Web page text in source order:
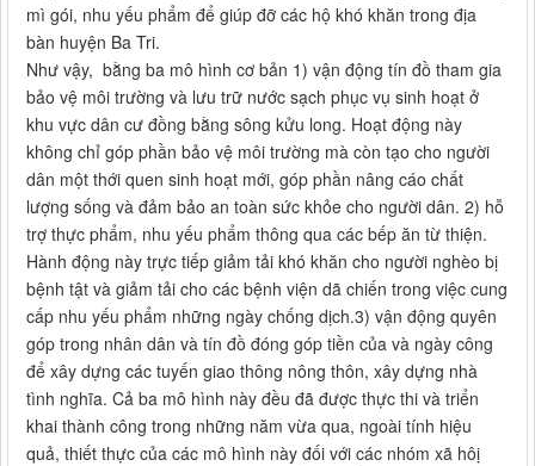
mì gói, nhu yếu phẩm để giúp đỡ các hộ khó khăn trong địa
bàn huyện Ba Tri.
Như vậy, bằng ba mô hình cơ bản 1) vận động tín đồ tham gia
bảo vệ môi trường và lưu trữ nước sạch phục vụ sinh hoạt ở
khu vực dân cư đồng bằng sông kửu long. Hoạt động này
không chỉ góp phần bảo vệ môi trường mà còn tạo cho người
dân một thới quen sinh hoạt mới, góp phần nâng cáo chất
lượng sống và đảm bảo an toàn sức khỏe cho người dân. 2) hỗ
trợ thực phẩm, nhu yếu phẩm thông qua các bếp ăn từ thiện.
Hành động này trực tiếp giảm tải khó khăn cho người nghèo bị
bệnh tật và giảm tải cho các bệnh viện dã chiến trong việc cung
cấp nhu yếu phẩm những ngày chống dịch.3) vận động quyên
góp trong nhân dân và tín đồ đóng góp tiền của và ngày công
để xây dựng các tuyến giao thông nông thôn, xây dựng nhà
tình nghĩa. Cả ba mô hình này đều đã được thực thi và triển
khai thành công trong những năm vừa qua, ngoài tính hiệu
quả, thiết thực của các mô hình này đối với các nhóm xã hôị